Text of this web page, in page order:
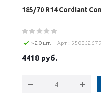
185/70 R14 Cordiant
>20 шт. Арт : 650852679
4418 руб.